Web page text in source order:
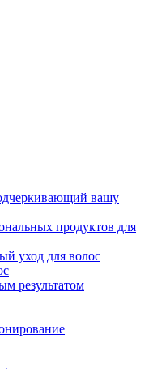
вашу
продуктов для
уход для волос
результатом